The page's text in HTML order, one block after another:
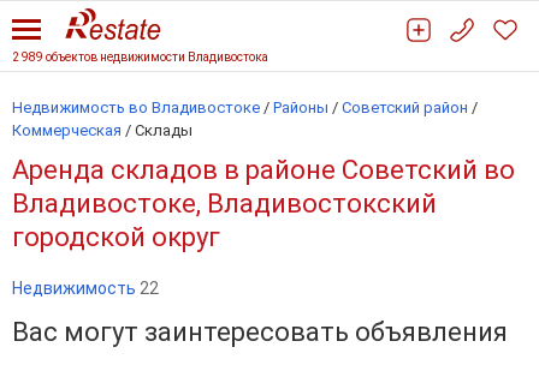
2 989 объектов недвижимости Владивостока
Недвижимость во Владивостоке / Районы / Советский район /
Коммерческая / Склады
Аренда складов в районе Советский во
Владивостоке, Владивостокский
городской округ
Недвижимость 22
Вас могут заинтересовать объявления